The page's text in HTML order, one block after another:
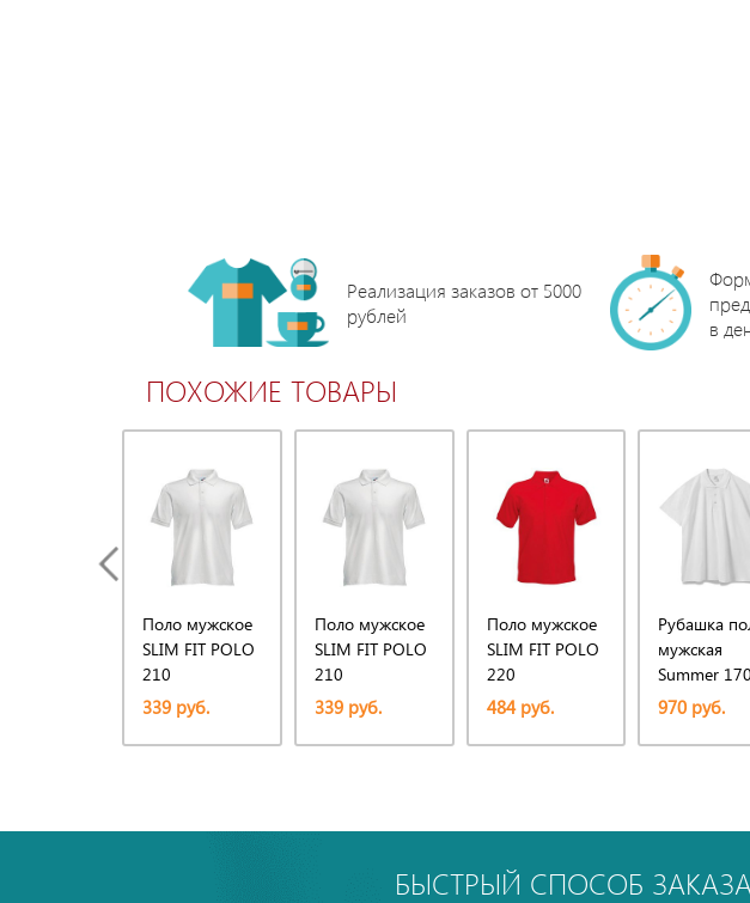
Реализация заказов от 5000
рублей
в
ПОХОЖИЕ ТОВАРЫ
Поло мужское
SLIM FIT POLO
210
339 руб.
Поло мужское
SLIM FIT POLO
210
339 руб.
Поло мужское
SLIM FIT POLO
220
484 руб.
Рубашка
мужская
Summer
белая
970 руб.
БЫСТРЫЙ СПОСОБ